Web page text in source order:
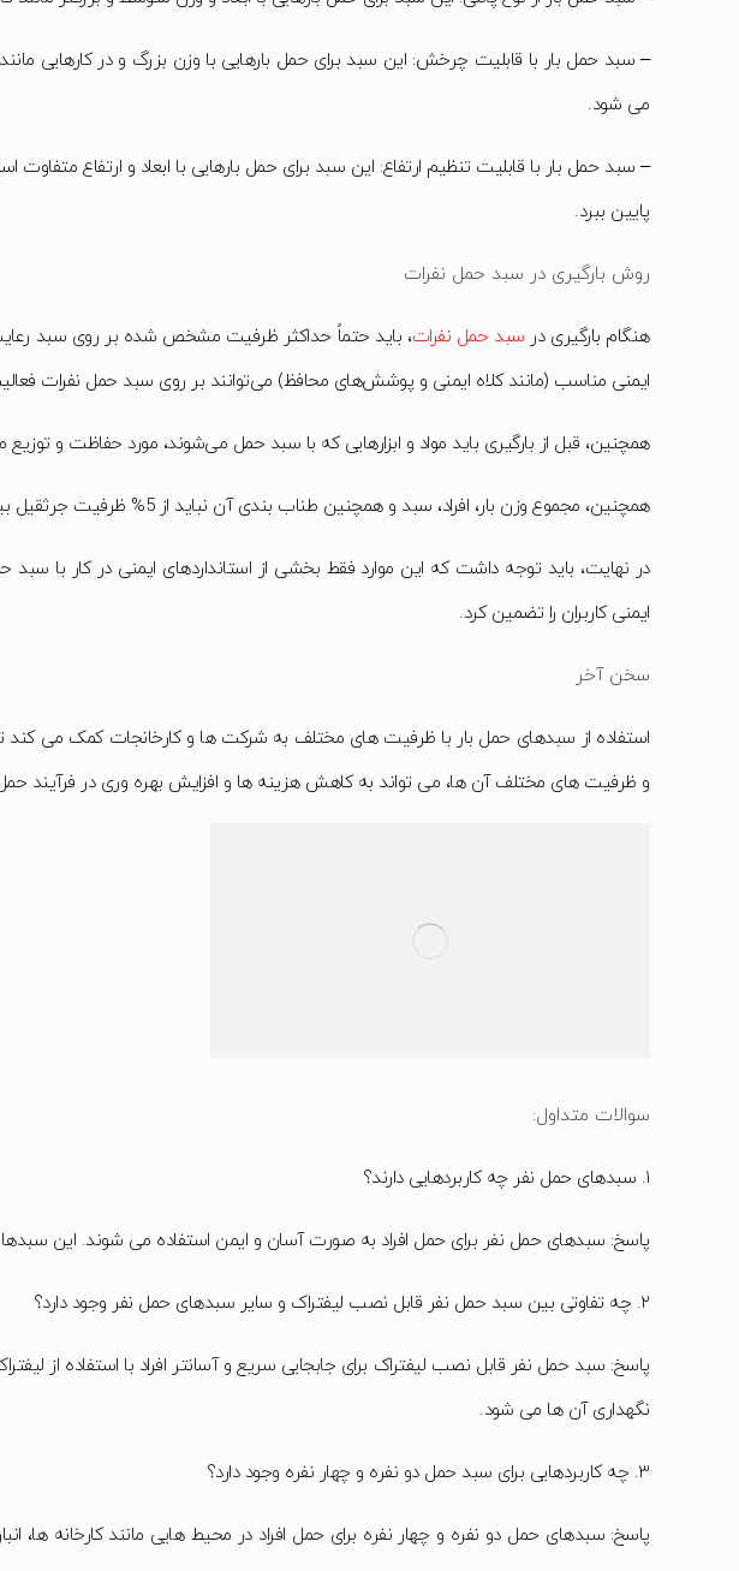
– سبد حمل بار با قابلیت چرخش: این سبد برای حمل بارهایی با وزن بزرگ و در کارهایی
می شود.
– سبد حمل بار با قابلیت تنظیم ارتفاع: این سبد برای حمل بارهایی با ابعاد و ارتفاع
پایین ببرد.
روش بارگیری در سبد حمل نفرات
هنگام بارگیری در سبد حمل نفرات، باید حتماً حداکثر ظرفیت مشخص شده بر روی سبد
ایمنی مناسب (مانند کلاه ایمنی و پوشش‌های محافظ) می‌توانند بر روی سبد حمل نفرات
همچنین، قبل از بارگیری باید مواد و ابزارهایی که با سبد حمل می‌شوند، مورد حفاظت و
همچنین، مجموع وزن بار، افراد، سبد و همچنین طناب بندی آن نباید از 5% ظرفیت جرثقیل بیشتر باشد تا از خطر آسیب به جرثقیل و سایر تجهیزات جلوگیری شود.
در نهایت، باید توجه داشت که این موارد فقط بخشی از استانداردهای ایمنی در کار با
ایمنی کاربران را تضمین کرد.
سخن آخر
استفاده از سبدهای حمل بار با ظرفیت های مختلف به شرکت ها و کارخانجات کمک می کند
و ظرفیت های مختلف آن ها، می تواند به کاهش هزینه ها و افزایش بهره وری در فرآیند
سوالات متداول:
۱. سبدهای حمل نفر چه کاربردهایی دارند؟
پاسخ: سبدهای حمل نفر برای حمل افراد به صورت آسان و ایمن استفاده می شوند. این سبدها
۲. چه تفاوتی بین سبد حمل نفر قابل نصب لیفتراک و سایر سبدهای حمل نفر وجود دارد؟
پاسخ: سبد حمل نفر قابل نصب لیفتراک برای جابجایی سریع و آسانتر افراد با استفاده
نگهداری آن ها می شود.
۳. چه کاربردهایی برای سبد حمل دو نفره و چهار نفره وجود دارد؟
پاسخ: سبدهای حمل دو نفره و چهار نفره برای حمل افراد در محیط هایی مانند کارخانه ها،